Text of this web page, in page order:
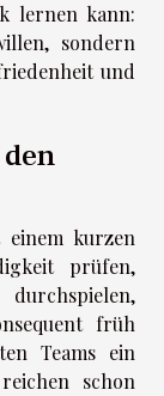
lernen kann:
sondern
und
kurzen
prüfen,
früh
Teams ein
schon